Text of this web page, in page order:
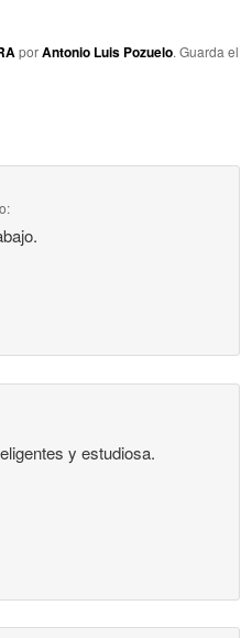
porAntonio Luis Pozuelo. Guarda el
y estudiosa.